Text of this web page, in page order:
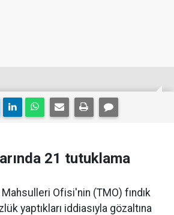
21 tutuklama
Ofisi'nin (TMO) fındık
yaptıkları iddiasıyla gözaltına